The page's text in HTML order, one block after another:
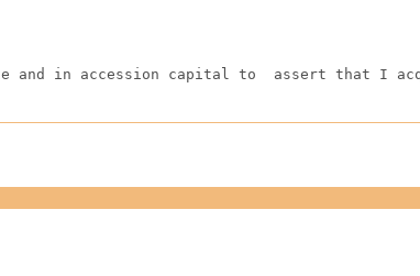
and in accession capital to  assert that I